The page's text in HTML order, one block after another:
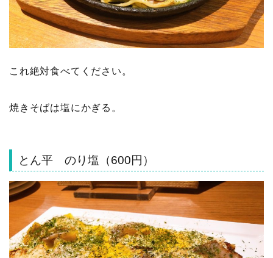
これ絶対食べてください。
焼きそばは塩にかぎる。
とん平 のり塩（600円）